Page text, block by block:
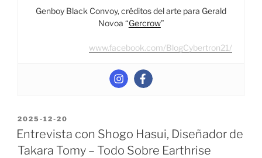
realmente
$89.99?”
Genboy Black Convoy, créditos del arte para Gerald
Novoa “Gercrow”
www.facebook.com/BlogCybertron21/
POSTED
ON
2025-12-20
Entrevista con Shogo Hasui, Diseñador de
Takara Tomy – Todo Sobre Earthrise